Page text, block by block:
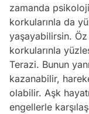
zamanda
korkularınla da
yaşayabilirsin. Öz
korkularınla
Terazi. Bunun
kazanabilir,
olabilir. Aşk
engellerle